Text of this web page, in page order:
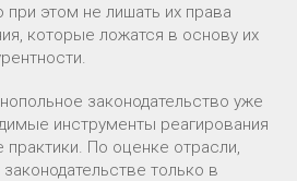
при этом не лишать их права
которые ложатся в основу их
законодательство уже
инструменты реагирования
По оценке отрасли,
только в